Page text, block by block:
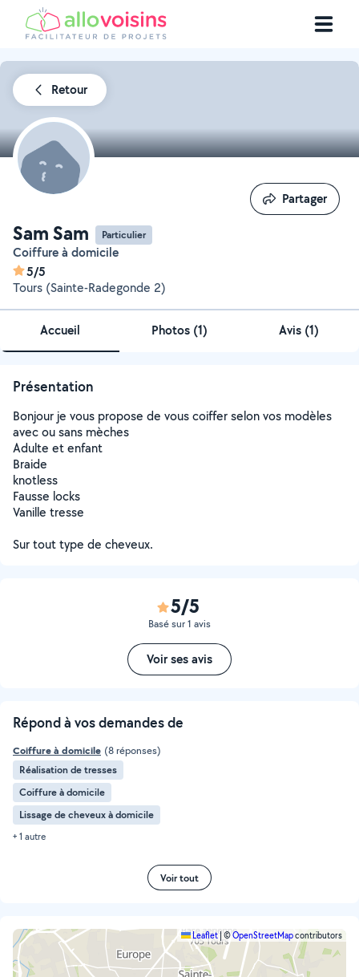
Retour
Sam Sam Particulier
Coiffure à domicile
5/5
Tours (Sainte-Radegonde 2)
Partager
Partager
Accueil Photos (1) Avis (1)
Présentation
Bonjour je vous propose de vous coiffer selon vos modèles
avec ou sans mèches
Adulte et enfant
Braide
knotless
Fausse locks
Vanille tresse
Sur tout type de cheveux.
5/5
Basé sur 1 avis
Voir ses avis
Répond à vos demandes de
Coiffure à domicile (8 réponses)
Réalisation de tresses
Coiffure à domicile
Lissage de cheveux à domicile
+ 1 autre
Voir tout
Leaflet| ©OpenStreetMapcontributors